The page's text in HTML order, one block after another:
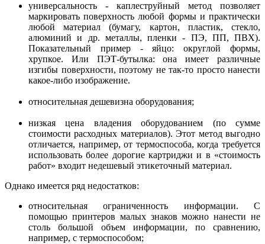
универсальность - каплеструйный метод позволяет
маркировать поверхность любой формы и практически
любой материал (бумагу, картон, пластик, стекло,
алюминий и др. металлы, пленки - ПЭ, ПП, ПВХ).
Показательный пример - яйцо: округлой формы,
хрупкое. Или ПЭТ-бутылка: она имеет различные
изгибы поверхности, поэтому не так-то просто нанести
какое-либо изображение.
относительная дешевизна оборудования;
низкая цена владения оборудованием (по сумме
стоимости расходных материалов). Этот метод выгодно
отличается, например, от термоспособа, когда требуется
использовать более дорогие картриджи и в «стоимость
работ» входит недешевый этикеточный материал.
Однако имеется ряд недостатков:
относительная ограниченность информации. С
помощью принтеров малых знаков можно нанести не
столь большой объем информации, по сравнению,
например, с термоспособом;